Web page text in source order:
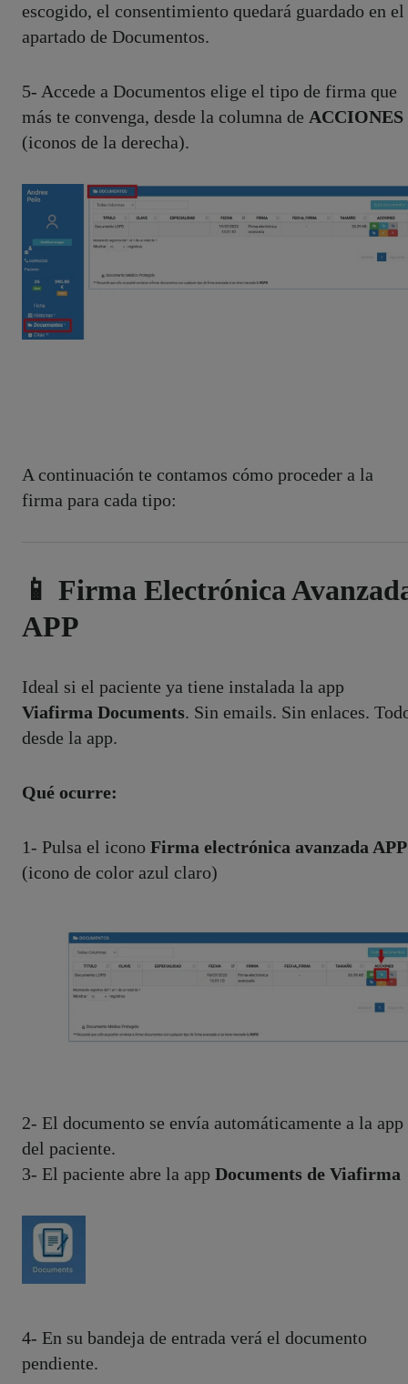
escogido, el consentimiento quedará guardado en el
apartado de Documentos.
5- Accede a Documentos elige el tipo de firma que
más te convenga, desde la columna de ACCIONES
(iconos de la derecha).
A continuación te contamos cómo proceder a la
firma para cada tipo:
📱 Firma Electrónica
APP
Ideal si el paciente ya tiene instalada la app
Viafirma Documents. Sin emails. Sin enlaces.
desde la app.
Qué ocurre:
1- Pulsa el icono Firma electrónica avanzada APP
(icono de color azul claro)
2- El documento se envía automáticamente a la app
del paciente.
3- El paciente abre la app Documents de Viafirma
4- En su bandeja de entrada verá el documento
pendiente.